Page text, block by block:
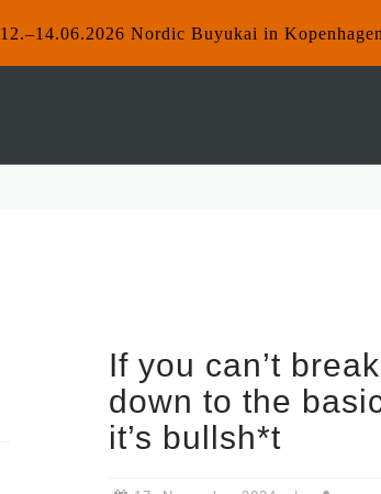
If you can’t
down to the
it’s bullsh*t
12.–14.06.2026 Nordic Buyukai in